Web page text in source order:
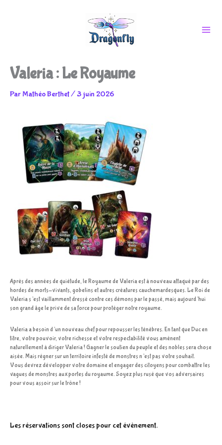
contenu
Valeria : Le Royaume
Par Mathéo Berthet/ 3 juin 2026
Après des années de quiétude, le Royaume de Valeria est à nouveau attaqué par des
hordes de morts-vivants, gobelins et autres créatures cauchemardesques. Le Roi de
Valeria s’est vaillamment dressé contre ces démons par le passé, mais aujourd’hui
son grand âge le prive de sa force pour protéger notre royaume.
Valeria a besoin d’un nouveau chef pour repousser les ténèbres. En tant que Duc en
titre, votre pouvoir, votre richesse et votre respectabilité vous amènent
naturellement à diriger Valeria ! Gagner le soutien du peuple et des nobles sera chose
aisée. Mais régner sur un territoire infesté de monstres n’est pas votre souhait.
Vous devrez développer votre domaine et engager des citoyens pour combattre les
vagues de monstres aux portes du royaume. Soyez plus rusé que vos adversaires
pour vous assoir sur le trône !
Les réservations sont closes pour cet évènement.